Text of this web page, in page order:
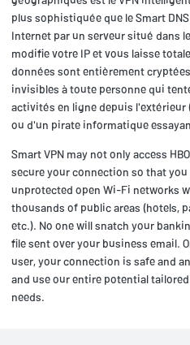
plus sophistiquée que le Smart
Internet par un serveur situé dans
modifie votre IP et vous laisse
données sont entièrement
invisibles à toute personne qui
activités en ligne depuis l'extérieur
ou d'un pirate informatique
Smart VPN may not only access
secure your connection so that
unprotected open Wi-Fi networks
thousands of public areas (hotels,
etc.). No one will snatch your
file sent over your business email.
user, your connection is safe and
and use our entire potential
needs.